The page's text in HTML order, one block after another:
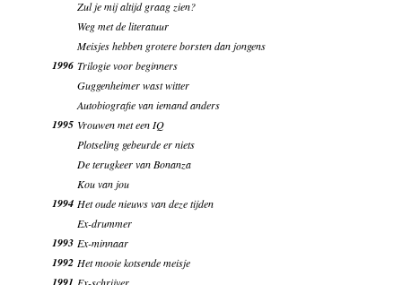
Zul je mij altijd graag zien?
Weg met de literatuur
Meisjes hebben grotere borsten dan jongens
1996 Trilogie voor beginners
Guggenheimer wast witter
Autobiografie van iemand anders
1995 Vrouwen met een IQ
Plotseling gebeurde er niets
De terugkeer van Bonanza
Kou van jou
1994 Het oude nieuws van deze tijden
Ex-drummer
1993 Ex-minnaar
1992 Het mooie kotsende meisje
1991